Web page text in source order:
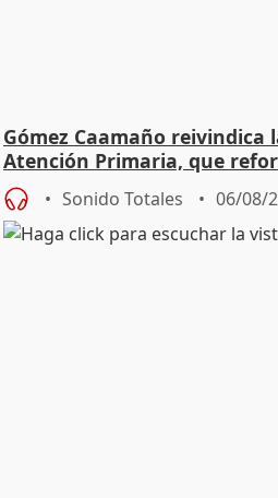
Gómez Caamaño reivindica
Atención Primaria, que
Sonido Totales 06/08/